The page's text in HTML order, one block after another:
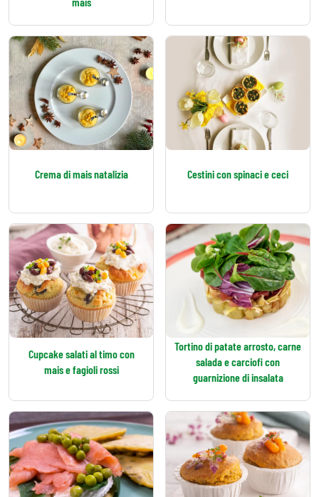
Crema di mais natalizia Cestini con spinaci e ceci
Cupcake salati al timo con
mais e fagioli rossi
Tortino di patate arrosto, carne
salada e carciofi con
guarnizione di insalata